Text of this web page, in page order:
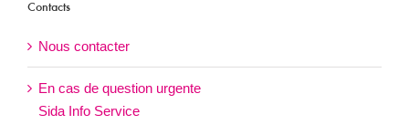
Contacts
Nous contacter
En cas de question urgente
Sida Info Service